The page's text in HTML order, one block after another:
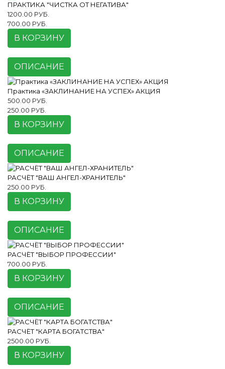
ПРАКТИКА "ЧИСТКА ОТ НЕГАТИВА"
1200.00 РУБ.
700.00 РУБ.
В КОРЗИНУ
ОПИСАНИЕ
Практика «ЗАКЛИНАНИЕ НА УСПЕХ» АКЦИЯ
500.00 РУБ.
250.00 РУБ.
В КОРЗИНУ
ОПИСАНИЕ
РАСЧЁТ "ВАШ АНГЕЛ-ХРАНИТЕЛЬ"
250.00 РУБ.
В КОРЗИНУ
ОПИСАНИЕ
РАСЧЁТ "ВЫБОР ПРОФЕССИИ"
700.00 РУБ.
В КОРЗИНУ
ОПИСАНИЕ
РАСЧЁТ "КАРТА БОГАТСТВА"
2500.00 РУБ.
В КОРЗИНУ